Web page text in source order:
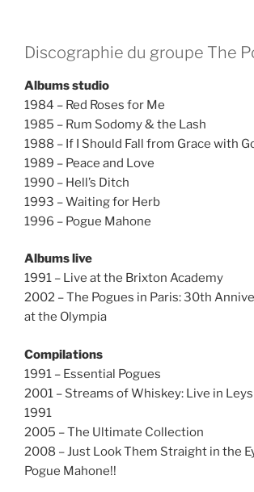
Discographie du groupe The
Albums studio
1984 – Red Roses for Me
1985 – Rum Sodomy & the Lash
1988 – If I Should Fall from Grace with
1989 – Peace and Love
1990 – Hell’s Ditch
1993 – Waiting for Herb
1996 – Pogue Mahone
Albums live
1991 – Live at the Brixton Academy
2002 – The Pogues in Paris: 30th
at the Olympia
Compilations
1991 – Essential Pogues
2001 – Streams of Whiskey: Live in
1991
2005 – The Ultimate Collection
2008 – Just Look Them Straight in the
Pogue Mahone!!